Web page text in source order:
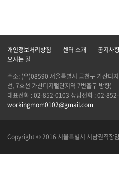
개인정보처리방침 센터 소개 공지사항
오시는 길
주소: (우)08590 서울특별시 금천구 가산디
선, 7호선 가산디지털단지역 7번출구 방향)
대표전화 : 02-852-0103 상담전화 : 02-
workingmom0102@gmail.com
Copyright © 2016 서울특별시 서남권직장